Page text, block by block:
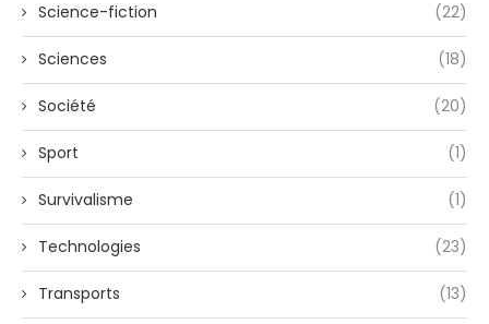
Science-fiction (22)
Sciences (18)
Société (20)
Sport (1)
Survivalisme (1)
Technologies (23)
Transports (13)